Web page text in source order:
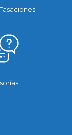
Tasaciones